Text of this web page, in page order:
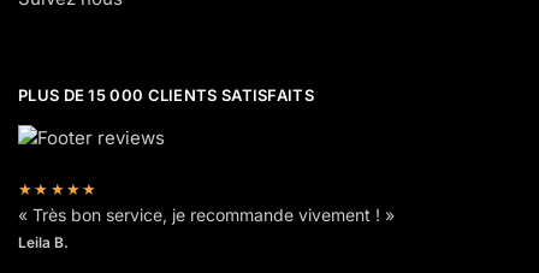
PLUS DE 15 000 CLIENTS SATISFAITS
★★★★★
« Très bon service, je recommande vivement ! »
Leila B.